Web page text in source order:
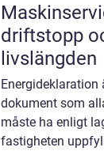
driftstopp
livslängden
Energideklaration
dokument som
måste ha enligt
fastigheten